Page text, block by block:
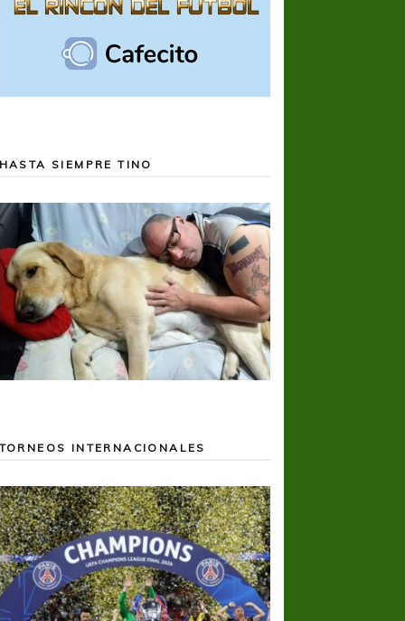
HASTA SIEMPRE TINO
TORNEOS INTERNACIONALES